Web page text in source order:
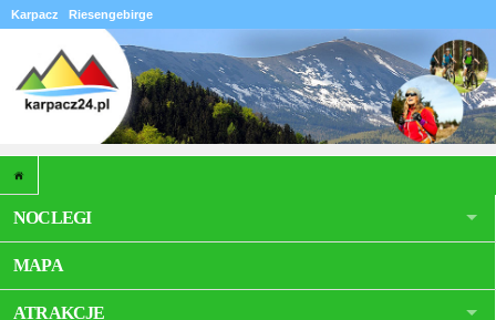
Karpacz Riesengebirge
NOCLEGI
MAPA
ATRAKCJE